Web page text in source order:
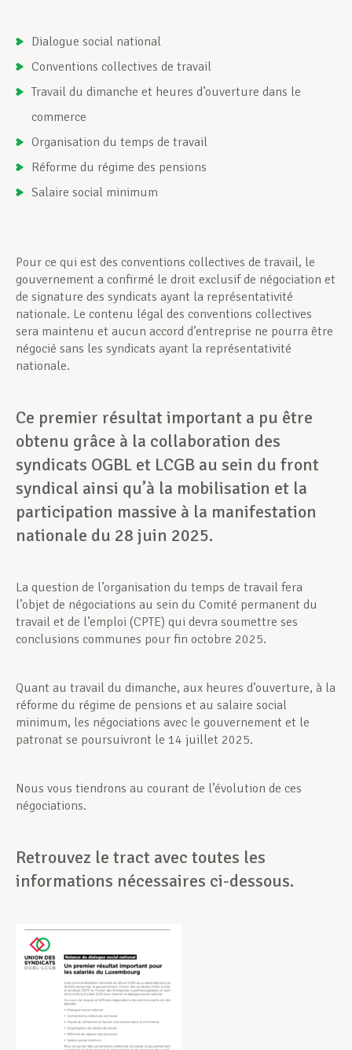
Dialogue social national
Conventions collectives de travail
Travail du dimanche et heures d’ouverture dans le
commerce
Organisation du temps de travail
Réforme du régime des pensions
Salaire social minimum
Pour ce qui est des conventions collectives de travail, le
gouvernement a confirmé le droit exclusif de négociation et
de signature des syndicats ayant la représentativité
nationale. Le contenu légal des conventions collectives
sera maintenu et aucun accord d’entreprise ne pourra être
négocié sans les syndicats ayant la représentativité
nationale.
Ce premier résultat important a pu être
obtenu grâce à la collaboration des
syndicats OGBL et LCGB au sein du front
syndical ainsi qu’à la mobilisation et la
participation massive à la manifestation
nationale du 28 juin 2025.
La question de l’organisation du temps de travail fera
l’objet de négociations au sein du Comité permanent du
travail et de l’emploi (CPTE) qui devra soumettre ses
conclusions communes pour fin octobre 2025.
Quant au travail du dimanche, aux heures d’ouverture, à la
réforme du régime de pensions et au salaire social
minimum, les négociations avec le gouvernement et le
patronat se poursuivront le 14 juillet 2025.
Nous vous tiendrons au courant de l’évolution de ces
négociations.
Retrouvez le tract avec toutes les
informations nécessaires ci-dessous.